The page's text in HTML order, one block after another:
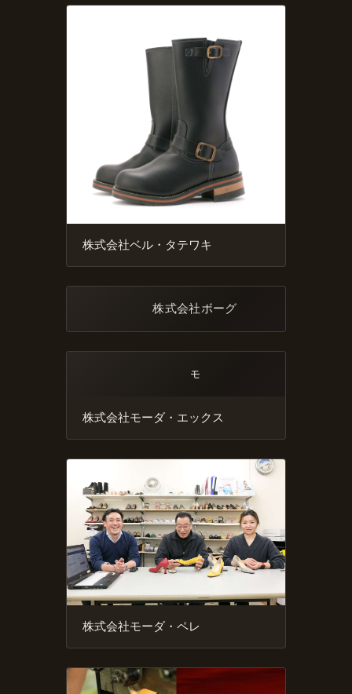
株式会社ベル・タテワキ
株式会社ボーグ
モ
株式会社モーダ・エックス
株式会社モーダ・ペレ